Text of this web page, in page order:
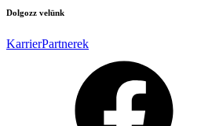
Dolgozz velünk
KarrierPartnerek